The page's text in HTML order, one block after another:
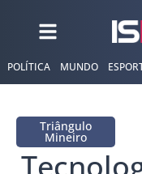
POLÍTICA MUNDO
Triângulo
Mineiro